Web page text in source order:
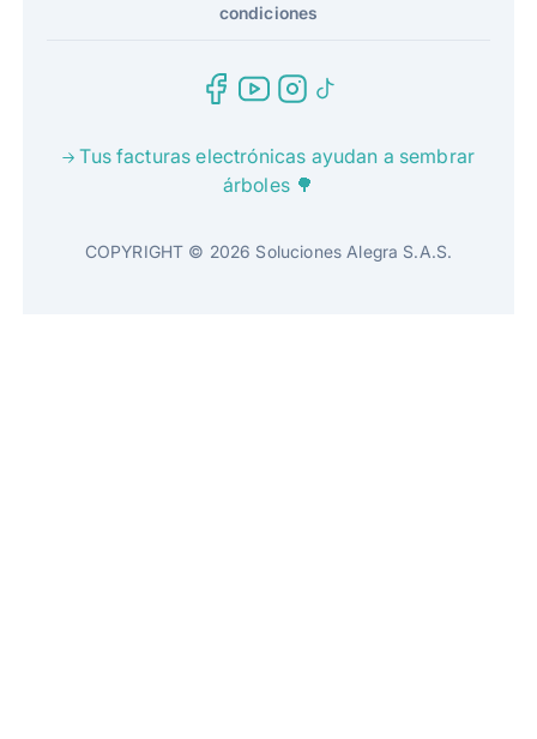
condiciones
Tus facturas electrónicas ayudan a sembrar
árboles 🌳
COPYRIGHT © 2026 Soluciones Alegra S.A.S.